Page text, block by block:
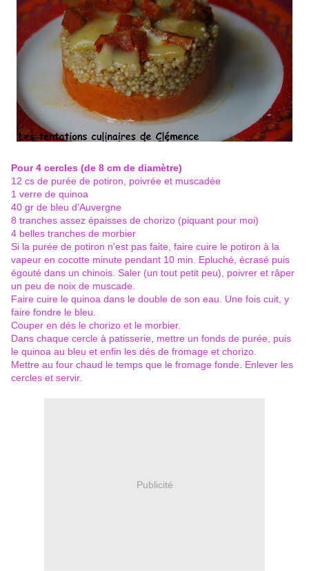
Pour 4 cercles (de 8 cm de diamètre)
12 cs de purée de potiron, poivrée et muscadée
1 verre de quinoa
40 gr de bleu d'Auvergne
8 tranches assez épaisses de chorizo (piquant pour moi)
4 belles tranches de morbier
Si la purée de potiron n'est pas faite, faire cuire le potiron à la
vapeur en cocotte minute pendant 10 min. Epluché, écrasé puis
égouté dans un chinois. Saler (un tout petit peu), poivrer et râper
un peu de noix de muscade.
Faire cuire le quinoa dans le double de son eau. Une fois cuit, y
faire fondre le bleu.
Couper en dés le chorizo et le morbier.
Dans chaque cercle à patisserie, mettre un fonds de purée, puis
le quinoa au bleu et enfin les dés de fromage et chorizo.
Mettre au four chaud le temps que le fromage fonde. Enlever les
cercles et servir.
Publicité